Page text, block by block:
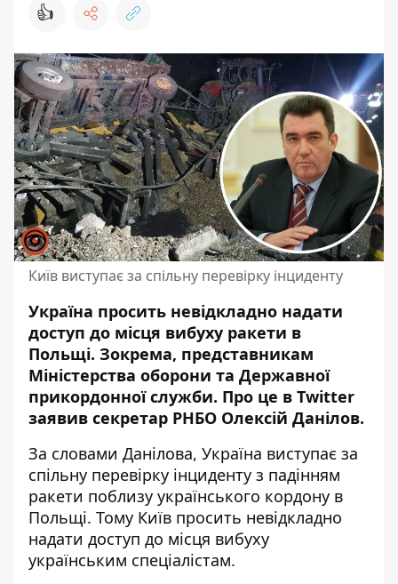
👍
Київ виступає за спільну перевірку інциденту
Україна просить невідкладно надати
доступ до місця вибуху ракети в
Польщі. Зокрема, представникам
Міністерства оборони та Державної
прикордонної служби. Про це в Twitter
заявив секретар РНБО Олексій Данілов.
За словами Данілова, Україна виступає за
спільну перевірку інциденту з падінням
ракети поблизу українського кордону в
Польщі. Тому Київ просить невідкладно
надати доступ до місця вибуху
українським спеціалістам.